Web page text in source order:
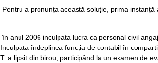
Pentru a pronunța această soluție, prima
în anul 2006 inculpata lucra ca personal civil
Inculpata îndeplinea funcția de contabil în
T. a lipsit din birou, participând la un examen de